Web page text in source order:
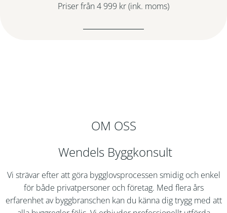
Priser från 4 999 kr (ink. moms)
OM OSS
Wendels Byggkonsult
Vi strävar efter att göra bygglovsprocessen smidig och enkel
för både privatpersoner och företag. Med flera års
erfarenhet av byggbranschen kan du känna dig trygg med att